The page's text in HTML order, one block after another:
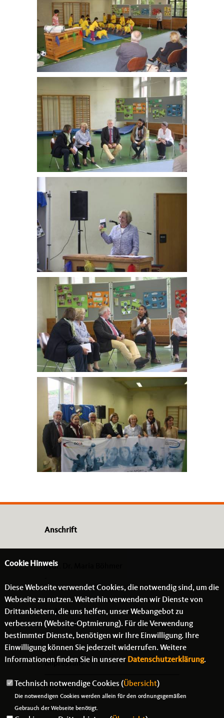
Anschrift
Prof. Dr. Maria Böhmer
- -
Links
Impressum
Kontakt
Datenschutz
Cookie Hinweis
Diese Webseite verwendet Cookies, die notwendig sind, um die
Webseite zu nutzen. Weiterhin verwenden wir Dienste von
Drittanbietern, die uns helfen, unser Webangebot zu
verbessern (Website-Optmierung). Für die Verwendung
bestimmter Dienste, benötigen wir Ihre Einwilligung. Ihre
Einwilligung können Sie jederzeit widerrufen. Weitere
Informationen finden Sie in unserer Datenschutzerklärung.
Technisch notwendige Cookies (Übersicht)
Die notwendigen Cookies werden allein für den ordnungsgemäßen
Gebrauch der Webseite benötigt.